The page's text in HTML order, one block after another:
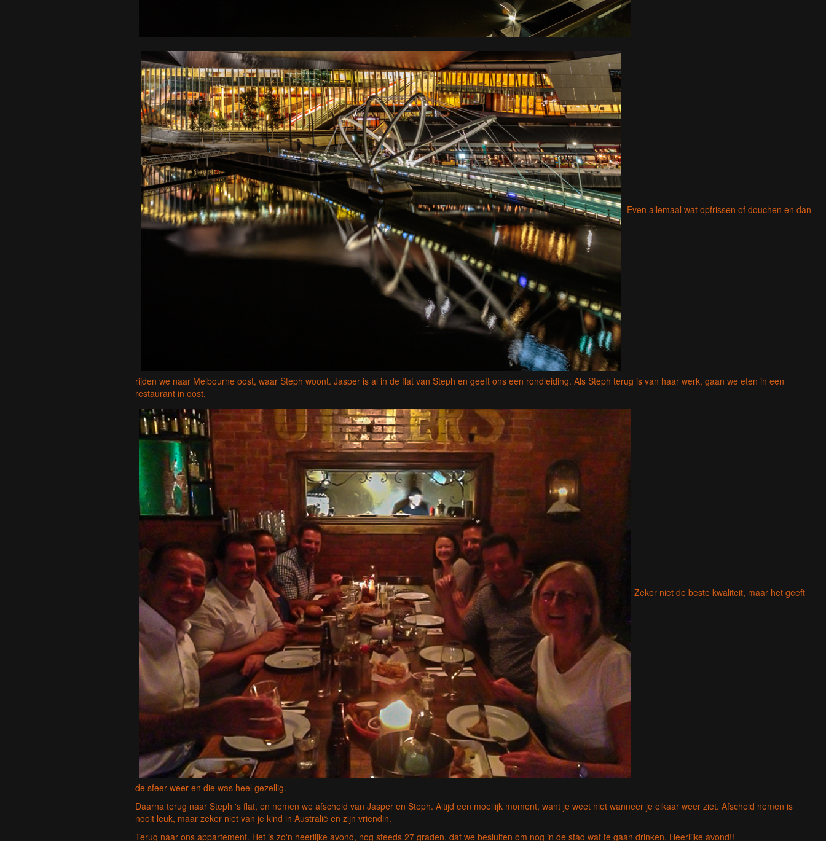
Even allemaal wat opfrissen of douchen en dan
rijden we naar Melbourne oost, waar Steph woont. Jasper is al in de flat van Steph en geeft ons een rondleiding. Als Steph terug is van haar werk, gaan we eten in een
restaurant in oost.
Zeker niet de beste kwaliteit, maar het geeft
de sfeer weer en die was heel gezellig.
Daarna terug naar Steph 's flat, en nemen we afscheid van Jasper en Steph. Altijd een moeilijk moment, want je weet niet wanneer je elkaar weer ziet. Afscheid nemen is
nooit leuk, maar zeker niet van je kind in Australië en zijn vriendin.
Terug naar ons appartement. Het is zo'n heerlijke avond, nog steeds 27 graden, dat we besluiten om nog in de stad wat te gaan drinken. Heerlijke avond!!